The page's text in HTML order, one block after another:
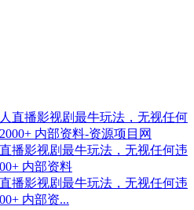
播影视剧最牛玩法，无视任何违
内部资料
播影视剧最牛玩法，无视任何违
内部资...